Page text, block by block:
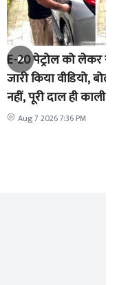
E-20 पेट्रोल को लेकर
जारी किया वीडियो,
नहीं, पूरी दाल ही काली है
Aug 7 2026 7:36 PM